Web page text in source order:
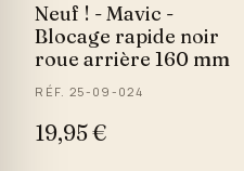
Neuf ! - Mavic -
Blocage rapide noir
roue arrière 160 mm
RÉF. 25-09-024
19,95 €